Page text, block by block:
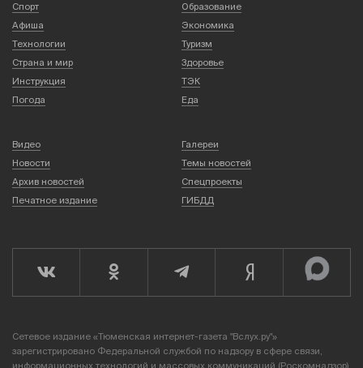
Спорт
Образование
Афиша
Экономика
Технологии
Туризм
Страна и мир
Здоровье
Инструкция
ТЭК
Погода
Еда
Видео
Галереи
Новости
Темы новостей
Архив новостей
Спецпроекты
Печатное издание
ГИБДД
Сетевое издание «Тюменская интернет-газета "Вслух.ру"»
зарегистрировано Федеральной службой по надзору в сфере связи,
информационных технологий и массовых коммуникаций (Роскомнадзор),